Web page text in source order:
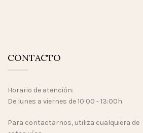
CONTACTO
Horario de atención:
De lunes a viernes de 10:00 - 13:00h.
Para contactarnos, utiliza cualquiera de